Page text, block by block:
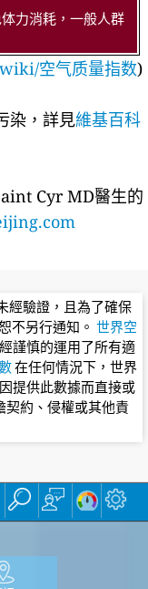
力消耗，一般人群
空气质量指数)
染，詳見維基百科
Cyr MD醫生的
經驗證，且為了確保
不另行通知。 世界空
謹慎的運用了所有適
在任何情況下，世界
提供此數據而直接或
契約、侵權或其他責